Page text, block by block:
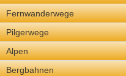
Fernwanderwege
Pilgerwege
Alpen
Bergbahnen